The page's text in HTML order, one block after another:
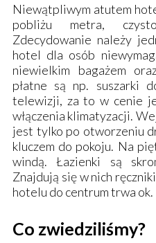
Niewątpliwym atutem
pobliżu metra,
Zdecydowanie należy
hotel dla osób
niewielkim bagażem
płatne są np. suszarki
telewizji, za to w cenie
włączenia klimatyzacji.
jest tylko po otworzeniu
kluczem do pokoju. Na
windą. Łazienki są
Znajdują się w nich
hotelu do centrum trwa ok.
Co zwiedziliśmy?